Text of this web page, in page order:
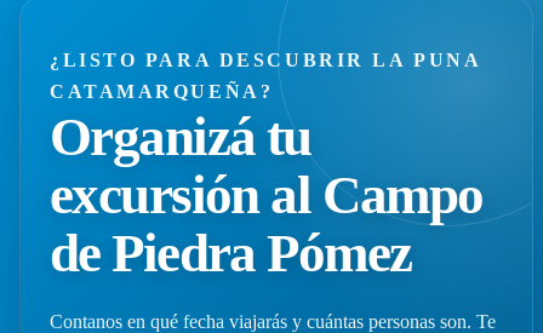
¿LISTO PARA DESCUBRIR LA PUNA
CATAMARQUEÑA?
Organizá tu
excursión al Campo
de Piedra Pómez
Contanos en qué fecha viajarás y cuántas personas son. Te